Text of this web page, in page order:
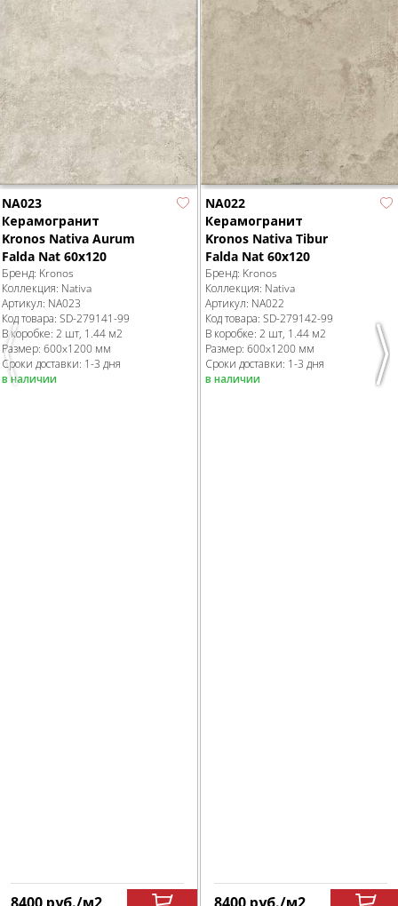
Previous
NA023
Керамогранит
Kronos Nativa Aurum
Falda Nat 60x120
Бренд: Kronos
Коллекция: Nativa
Артикул: NA023
Код товара: SD-279141-99
В коробке: 2 шт, 1.44 м2
Размер: 600x1200 мм
Сроки доставки: 1-3 дня
в наличии
NA022
Керамогранит
Kronos Nativa Tibur
Falda Nat 60x120
Бренд: Kronos
Коллекция: Nativa
Артикул: NA022
Код товара: SD-279142-99
В коробке: 2 шт, 1.44 м2
Размер: 600x1200 мм
Сроки доставки: 1-3 дня
в наличии